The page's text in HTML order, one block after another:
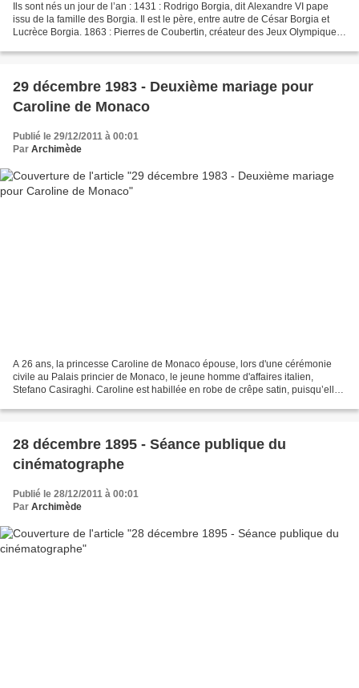
Ils sont nés un jour de l’an : 1431 : Rodrigo Borgia, dit Alexandre VI pape
issu de la famille des Borgia. Il est le père, entre autre de César Borgia et
Lucrèce Borgia. 1863 : Pierres de Coubertin, créateur des Jeux Olympiques
29 décembre 1983 - Deuxième mariage pour
Caroline de Monaco
Publié le 29/12/2011 à 00:01
Par Archimède
A 26 ans, la princesse Caroline de Monaco épouse, lors d'une cérémonie
civile au Palais princier de Monaco, le jeune homme d'affaires italien,
Stefano Casiraghi. Caroline est habillée en robe de crêpe satin, puisqu’elle
28 décembre 1895 - Séance publique du
cinématographe
Publié le 28/12/2011 à 00:01
Par Archimède